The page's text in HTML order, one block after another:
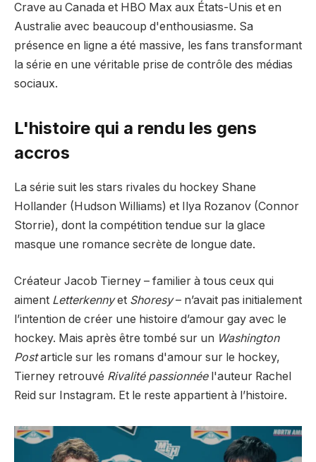
Crave au Canada et HBO Max aux États-Unis et en
Australie avec beaucoup d'enthousiasme. Sa
présence en ligne a été massive, les fans transformant
la série en une véritable prise de contrôle des médias
sociaux.
L'histoire qui a rendu les gens
accros
La série suit les stars rivales du hockey Shane
Hollander (Hudson Williams) et Ilya Rozanov (Connor
Storrie), dont la compétition tendue sur la glace
masque une romance secrète de longue date.
Créateur Jacob Tierney – familier à tous ceux qui
aiment Letterkennyet Shoresy– n’avait pas initialement
l’intention de créer une histoire d’amour gay avec le
hockey. Mais après être tombé sur un Washington
Postarticle sur les romans d'amour sur le hockey,
Tierney retrouvé Rivalité passionnéel'auteur Rachel
Reid sur Instagram. Et le reste appartient à l’histoire.